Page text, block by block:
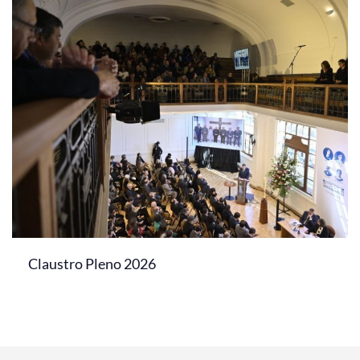
Claustro Pleno 2026